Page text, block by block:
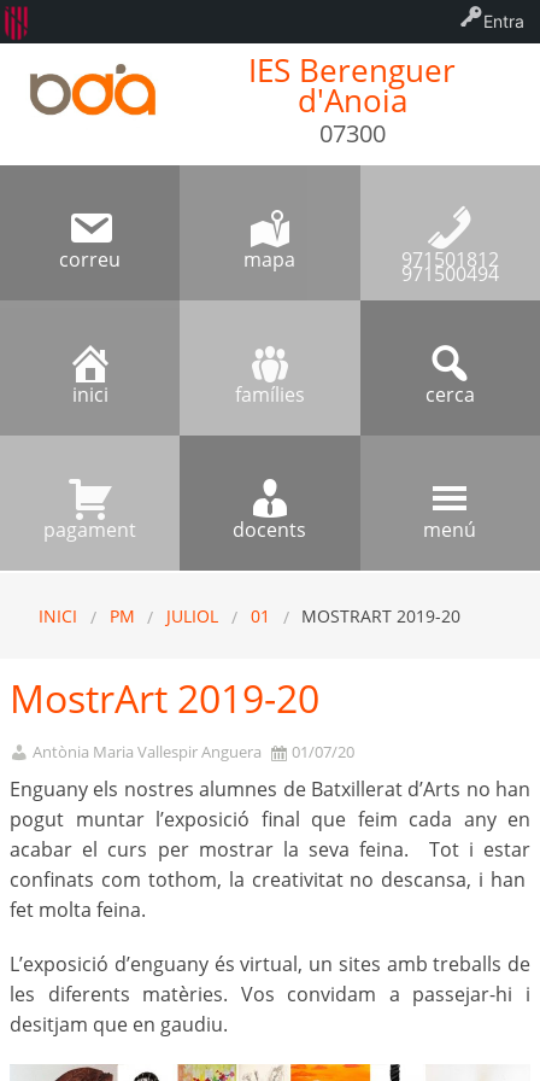
IES Berenguer
d'Anoia
07300
correu mapa 971501812
971500494
inici famílies cerca
pagament docents menú
INICI PM JULIOL 01 MOSTRART 2019-20
MostrArt 2019-20
Antònia Maria Vallespir Anguera 01/07/20
Enguany els nostres alumnes de Batxillerat d’Arts no han
pogut muntar l’exposició final que feim cada any en
acabar el curs per mostrar la seva feina. Tot i estar
confinats com tothom, la creativitat no descansa, i han
fet molta feina.
L’exposició d’enguany és virtual, un sites amb treballs de
les diferents matèries. Vos convidam a passejar-hi i
desitjam que en gaudiu.
Entra